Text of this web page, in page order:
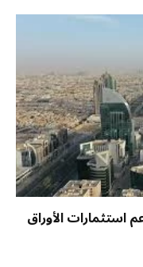
استثمارات الأوراق